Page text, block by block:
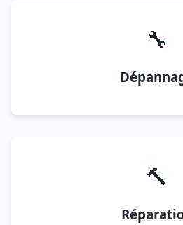
🔧
🔨